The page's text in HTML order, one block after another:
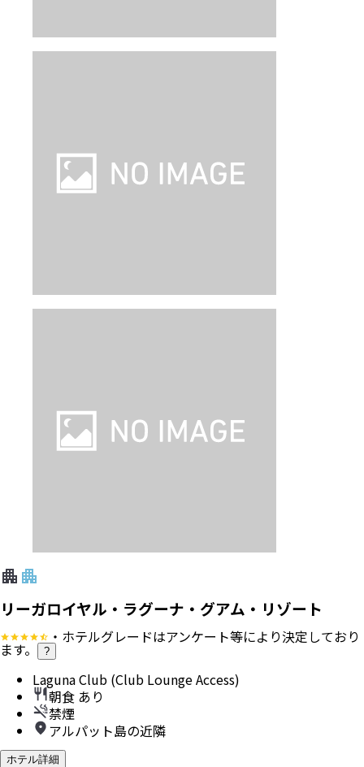
リーガロイヤル・ラグーナ・グアム・リゾート
・ホテルグレードはアンケート等により決定しており
ます。 ?
Laguna Club (Club Lounge Access)
朝食 あり
禁煙
アルパット島の近隣
ホテル詳細